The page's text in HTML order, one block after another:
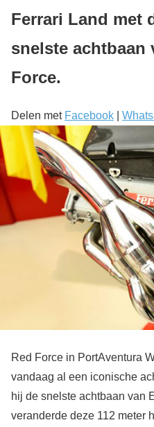
Ferrari Land met
snelste achtbaan
Force.
Delen met Facebook
Red Force in PortAventura
vandaag al een iconische
hij de snelste achtbaan van
veranderde deze 112 meter